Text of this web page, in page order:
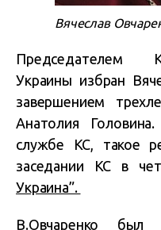
Вячеслав
Председателем
Украины избран
завершением
Анатолия
службе КС, такое
заседании КС в
Украина”.
В.Овчаренко был